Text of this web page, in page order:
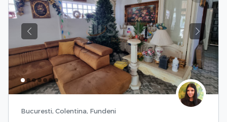
Previous Next
Bucuresti, Colentina, Fundeni